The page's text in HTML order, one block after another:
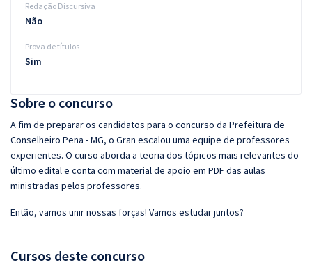
Sobre o concurso
A fim de preparar os candidatos para o concurso da Prefeitura de
Conselheiro Pena - MG, o Gran escalou uma equipe de professores
experientes. O curso aborda a teoria dos tópicos mais relevantes do
último edital e conta com material de apoio em PDF das aulas
ministradas pelos professores.
Então, vamos unir nossas forças! Vamos estudar juntos?
Cursos deste concurso
Redação Discursiva
Não
Prova de títulos
Sim